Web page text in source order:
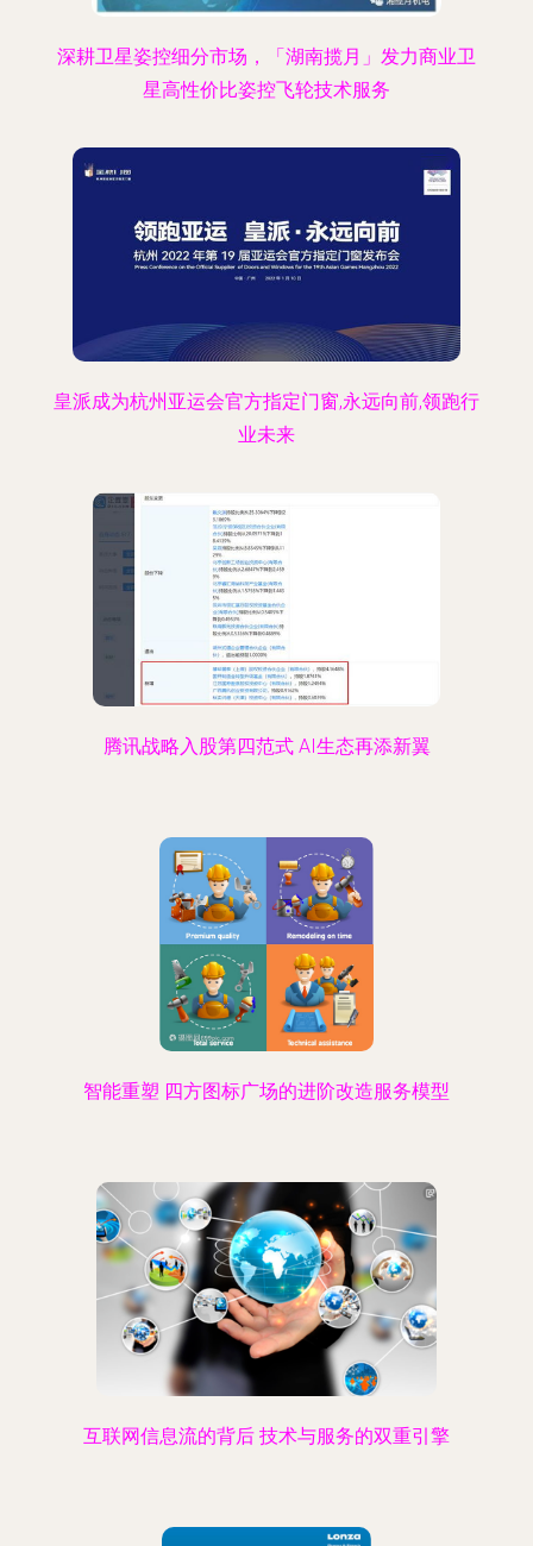
深耕卫星姿控细分市场，「湖南揽月」发力商业卫
星高性价比姿控飞轮技术服务
皇派成为杭州亚运会官方指定门窗,永远向前,领跑行
业未来
腾讯战略入股第四范式 AI生态再添新翼
智能重塑 四方图标广场的进阶改造服务模型
互联网信息流的背后 技术与服务的双重引擎